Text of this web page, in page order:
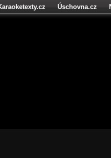
Úschovna.cz